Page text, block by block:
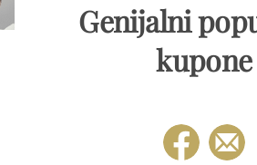
Genijalni
kupone